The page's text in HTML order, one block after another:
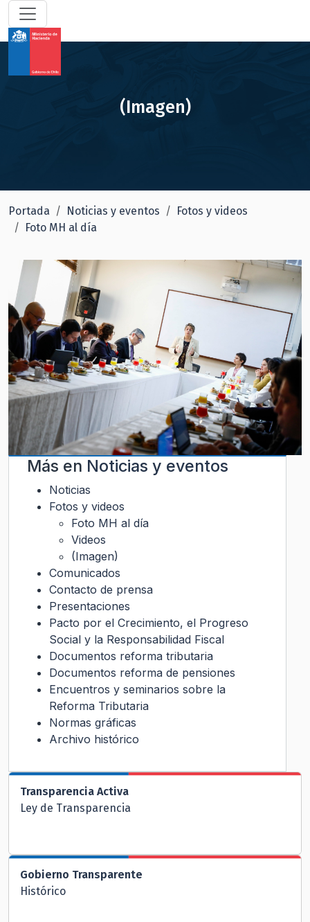
(Imagen)
Portada Noticias y eventos
Fotos y videos
Foto MH al día
Más en Noticias y eventos
Noticias
Fotos y videos
Foto MH al día
Videos
(Imagen)
Comunicados
Contacto de prensa
Presentaciones
Pacto por el Crecimiento, el Progreso
Social y la Responsabilidad Fiscal
Documentos reforma tributaria
Documentos reforma de pensiones
Encuentros y seminarios sobre la
Reforma Tributaria
Normas gráficas
Archivo histórico
Transparencia Activa
Ley de Transparencia
Gobierno Transparente
Histórico